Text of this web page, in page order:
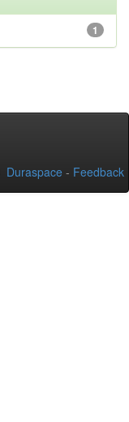
1
Duraspace - Feedback